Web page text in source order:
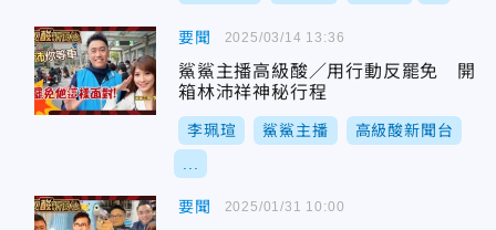
要聞
鯊鯊主播高級酸／用行動反罷免 開
箱林沛祥神秘行程
李珮瑄 鯊鯊主播 高級酸新聞台
2025/03/14 13:36
要聞 2025/01/31 10:00